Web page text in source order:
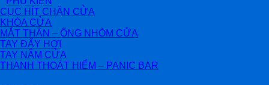
CỤC HÍT CHẶN CỬA
KHÓA CỬA
MẮT THẦN – ỐNG NHÒM CỬA
TAY ĐẨY HƠI
TAY NẮM CỬA
THANH THOÁT HIỂM – PANIC BAR